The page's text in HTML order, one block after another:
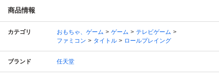
商品情報
カテゴリ おもちゃ、ゲーム ゲーム
テレビゲーム
ファミコン
タイトル ロールプレイング
ブランド 任天堂